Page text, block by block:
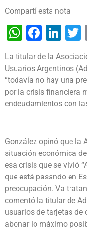
Compartí esta nota
La titular de la
Usuarios Argentinos
“todavía no hay una
por la crisis financiera
endeudamientos con
González opinó que la
situación económica
esa crisis que se vivió
que está pasando en
preocupación. Va
comentó la titular de
usuarios de tarjetas de
abonar lo máximo